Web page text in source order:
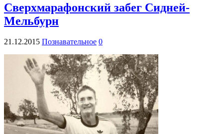
Сверхмарафонский забег Сидней-
Мельбурн
21.12.2015 Познавательное 0